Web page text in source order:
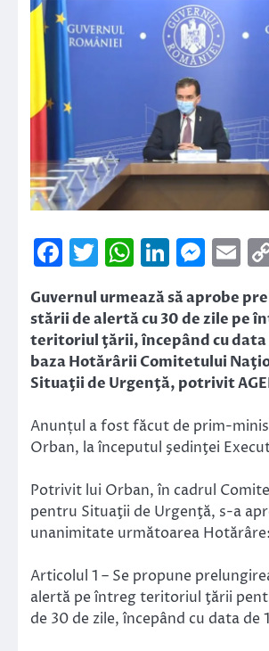
Facebook
Twitter
Guvernul urmează să aprobe
stării de alertă cu 30 de zile pe
teritoriul ţării, începând cu data
baza Hotărârii Comitetului
Situaţii de Urgenţă, potrivit
Anunțul a fost făcut de prim-
Orban, la începutul şedinţei
Potrivit lui Orban, în cadrul
pentru Situaţii de Urgenţă, s-a
unanimitate următoarea Hotărâre:
Articolul 1 – Se propune
alertă pe întreg teritoriul ţării
de 30 de zile, începând cu data de